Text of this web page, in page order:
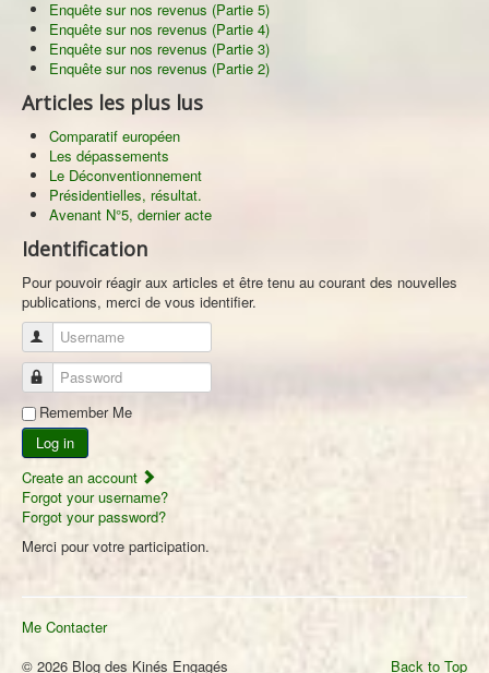
Enquête sur nos revenus (Partie 5)
Enquête sur nos revenus (Partie 4)
Enquête sur nos revenus (Partie 3)
Enquête sur nos revenus (Partie 2)
Articles les plus lus
Comparatif européen
Les dépassements
Le Déconventionnement
Présidentielles, résultat.
Avenant N°5, dernier acte
Identification
Pour pouvoir réagir aux articles et être tenu au courant des nouvelles
publications, merci de vous identifier.
Username
Password
Remember Me
Log in
Create an account
Forgot your username?
Forgot your password?
Merci pour votre participation.
Me Contacter
Back to Top
© 2026 Blog des Kinés Engagés